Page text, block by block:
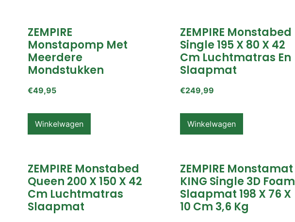
ZEMPIRE
Monstapomp Met
Meerdere
Mondstukken
€49,95
Winkelwagen
ZEMPIRE Monstabed
Single 195 X 80 X 42
Cm Luchtmatras En
Slaapmat
€249,99
Winkelwagen
ZEMPIRE Monstabed
Queen 200 X 150 X 42
Cm Luchtmatras
Slaapmat
ZEMPIRE Monstamat
KING Single 3D Foam
Slaapmat 198 X 76 X
10 Cm 3,6 Kg